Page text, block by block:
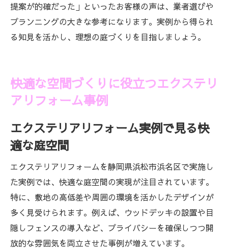
提案が的確だった」といったお客様の声は、業者選びや
プランニングの大きな参考になります。実例から得られ
る知見を活かし、理想の庭づくりを目指しましょう。
快適な空間づくりに役立つエクステリ
アリフォーム事例
エクステリアリフォーム実例で見る快
適な庭空間
エクステリアリフォームを静岡県浜松市浜名区で実施し
た実例では、快適な庭空間の実現が注目されています。
特に、敷地の高低差や周囲の環境を活かしたデザインが
多く見受けられます。例えば、ウッドデッキの設置や目
隠しフェンスの導入など、プライバシーを確保しつつ開
放的な雰囲気を両立させた事例が増えています。